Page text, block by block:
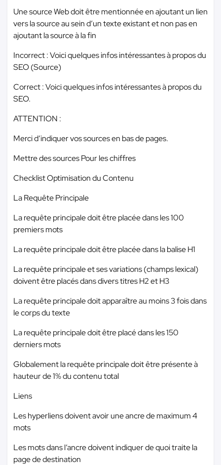
Une source Web doit être mentionnée en ajoutant un lien
vers la source au sein d’un texte existant et non pas en
ajoutant la source à la fin
Incorrect : Voici quelques infos intéressantes à propos du
SEO (Source)
Correct : Voici quelques infos intéressantes à propos du
SEO.
ATTENTION :
Merci d’indiquer vos sources en bas de pages.
Mettre des sources Pour les chiffres
Checklist Optimisation du Contenu
La Requête Principale
La requête principale doit être placée dans les 100
premiers mots
La requête principale doit être placée dans la balise H1
La requête principale et ses variations (champs lexical)
doivent être placés dans divers titres H2 et H3
La requête principale doit apparaître au moins 3 fois dans
le corps du texte
La requête principale doit être placé dans les 150
derniers mots
Globalement la requête principale doit être présente à
hauteur de 1% du contenu total
Liens
Les hyperliens doivent avoir une ancre de maximum 4
mots
Les mots dans l’ancre doivent indiquer de quoi traite la
page de destination